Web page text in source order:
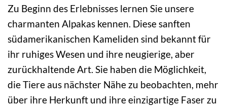
Zu Beginn des Erlebnisses lernen Sie unsere
charmanten Alpakas kennen. Diese sanften
südamerikanischen Kameliden sind bekannt für
ihr ruhiges Wesen und ihre neugierige, aber
zurückhaltende Art. Sie haben die Möglichkeit,
die Tiere aus nächster Nähe zu beobachten, mehr
über ihre Herkunft und ihre einzigartige Faser zu